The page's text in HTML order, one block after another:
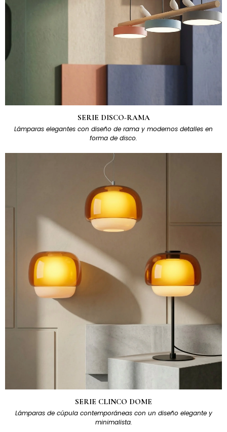
SERIE DISCO-RAMA
Lámparas elegantes con diseño de rama y modernos detalles en
forma de disco.
SERIE CLINCO DOME
Lámparas de cúpula contemporáneas con un diseño elegante y
minimalista.